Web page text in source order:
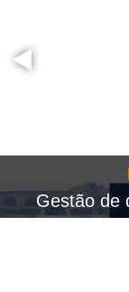
Gestão de